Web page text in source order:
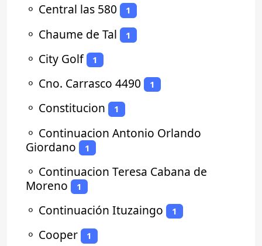
⚬ Central las 580 1
⚬ Chaume de Tal 1
⚬ City Golf 1
⚬ Cno. Carrasco 4490 1
⚬ Constitucion 1
⚬ Continuacion Antonio Orlando
Giordano
1
⚬ Continuacion Teresa Cabana de
Moreno
1
⚬ Continuación Ituzaingo 1
⚬ Cooper 1